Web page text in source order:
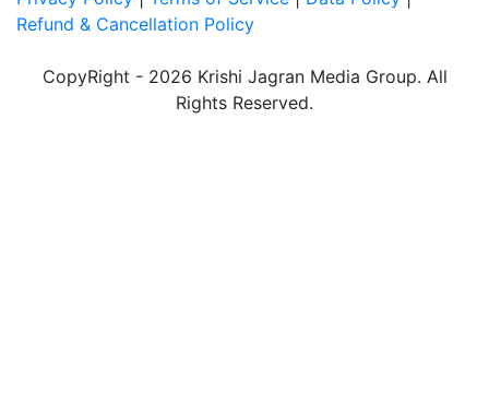
Refund & Cancellation Policy
CopyRight - 2026 Krishi Jagran Media Group. All
Rights Reserved.